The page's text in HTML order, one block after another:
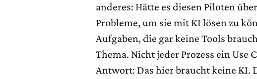
anderes: Hätte es diesen Piloten
Probleme, um sie mit KI lösen zu
Aufgaben, die gar keine Tools
Thema. Nicht jeder Prozess ein Use
Antwort: Das hier braucht keine KI.